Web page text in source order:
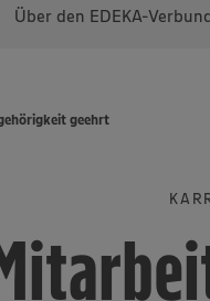
Über den EDEKA-
geehrt